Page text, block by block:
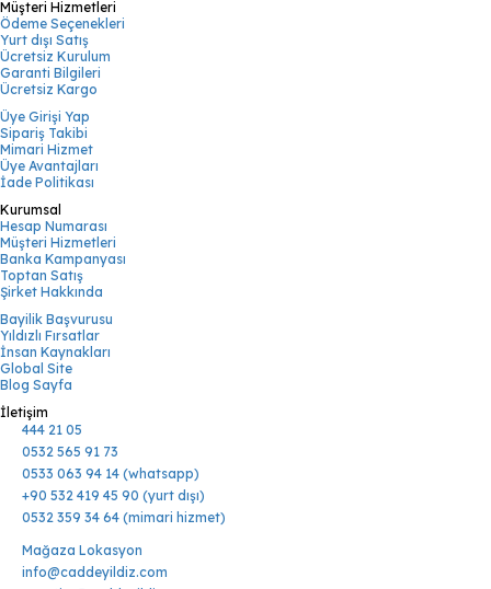
Müşteri Hizmetleri
Ödeme Seçenekleri
Yurt dışı Satış
Ücretsiz Kurulum
Garanti Bilgileri
Ücretsiz Kargo
Üye Girişi Yap
Sipariş Takibi
Mimari Hizmet
Üye Avantajları
İade Politikası
Kurumsal
Hesap Numarası
Müşteri Hizmetleri
Banka Kampanyası
Toptan Satış
Şirket Hakkında
Bayilik Başvurusu
Yıldızlı Fırsatlar
İnsan Kaynakları
Global Site
Blog Sayfa
İletişim
444 21 05
0532 565 91 73
0533 063 94 14 (whatsapp)
+90 532 419 45 90 (yurt dışı)
0532 359 34 64 (mimari hizmet)
Mağaza Lokasyon
info@caddeyildiz.com